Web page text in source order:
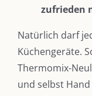
zufrieden
Natürlich darf
Küchengeräte.
Thermomix-
und selbst